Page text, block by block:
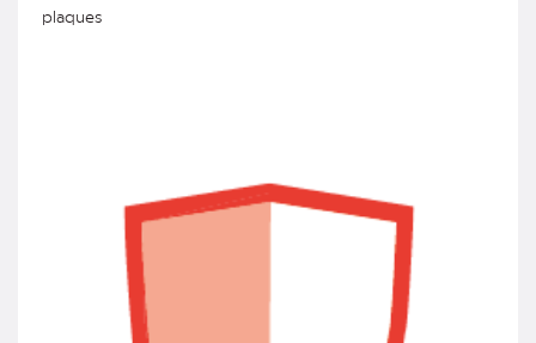
plaques